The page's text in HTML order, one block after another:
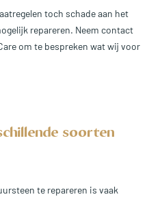
toch schade aan het
repareren. Neem contact
om te bespreken wat wij voor
soorten
te repareren is vaak